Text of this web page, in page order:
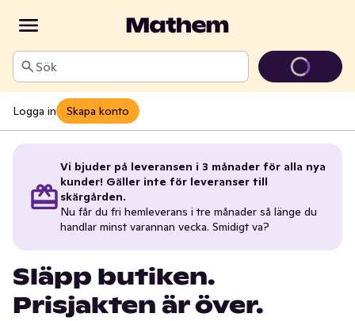
Sök
Logga in Skapa konto
Vi bjuder på leveransen i 3 månader för alla nya
kunder! Gäller inte för leveranser till
skärgården.
Nu får du fri hemleverans i tre månader så länge du
handlar minst varannan vecka. Smidigt va?
Släpp butiken.
Prisjakten är över.